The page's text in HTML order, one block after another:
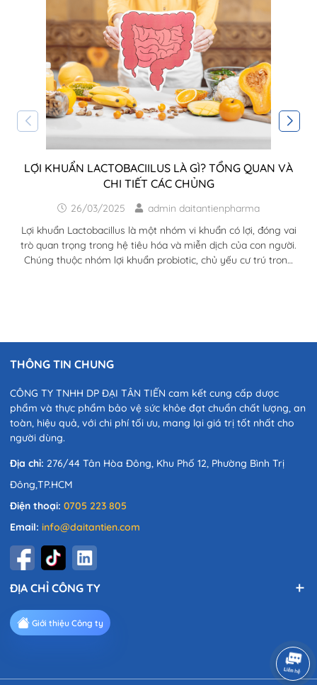
LỢI KHUẨN LACTOBACIILUS LÀ GÌ? TỔNG QUAN VÀ
CHI TIẾT CÁC CHỦNG
26/03/2025
admin daitantienpharma
Lợi khuẩn Lactobacillus là một nhóm vi khuẩn có lợi, đóng vai
trò quan trọng trong hệ tiêu hóa và miễn dịch của con người.
Chúng thuộc nhóm lợi khuẩn probiotic, chủ yếu cư trú trong
THÔNG TIN CHUNG
CÔNG TY TNHH DP ĐẠI TÂN TIẾN cam kết cung cấp dược
phẩm và thực phẩm bảo vệ sức khỏe đạt chuẩn chất lượng, an
toàn, hiệu quả, với chi phí tối ưu, mang lại giá trị tốt nhất cho
người dùng.
Địa chỉ: 276/44 Tân Hòa Đông, Khu Phố 12, Phường Bình Trị
Đông,TP.HCM
Điện thoại: 0705 223 805
Email: info@daitantien.com
ĐỊA CHỈ CÔNG TY
Giới thiệu Công ty